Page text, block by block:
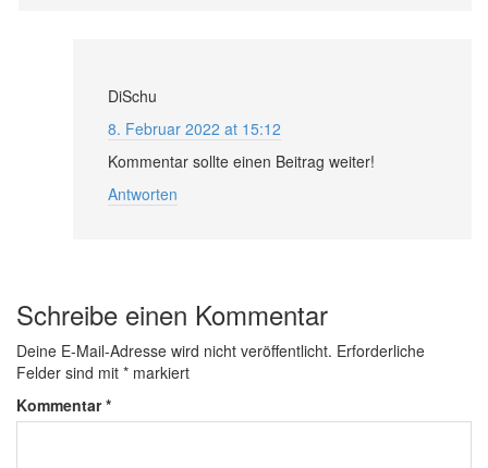
DiSchu
8. Februar 2022 at 15:12
Kommentar sollte einen Beitrag weiter!
Antworten
Schreibe einen Kommentar
Deine E-Mail-Adresse wird nicht veröffentlicht. Erforderliche
Felder sind mit * markiert
Kommentar*